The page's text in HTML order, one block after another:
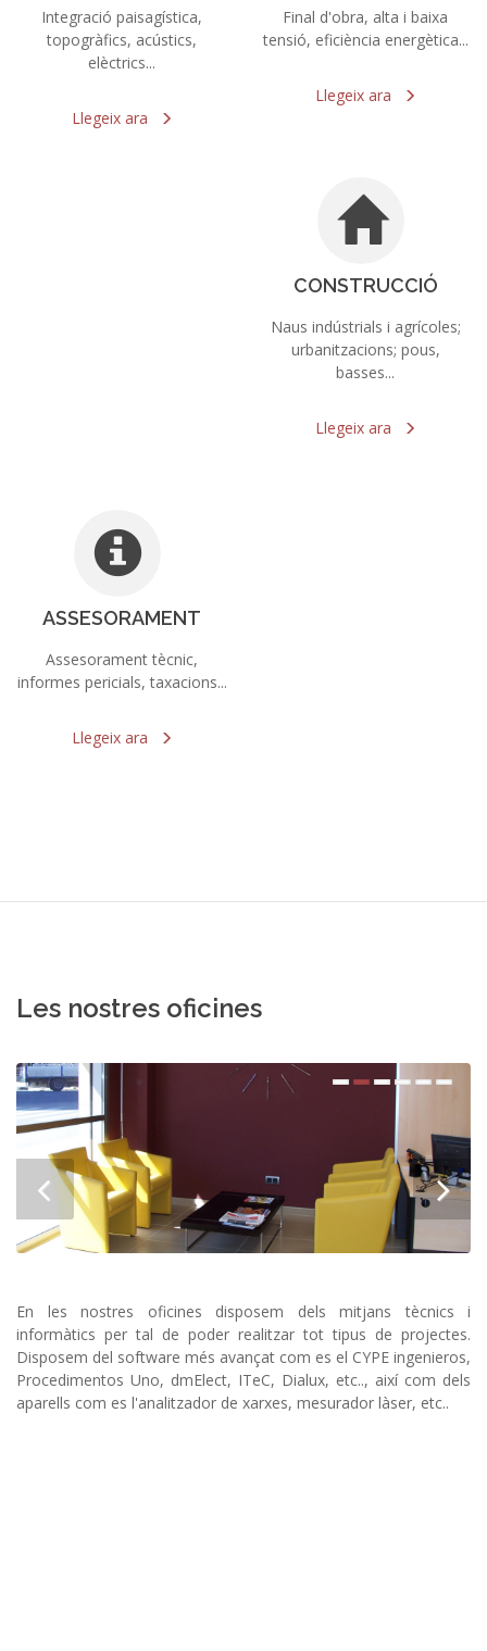
Integració paisagística,
topogràfics, acústics,
elèctrics...
Llegeix ara
Final d'obra, alta i baixa
tensió, eficiència energètica...
Llegeix ara
CONSTRUCCIÓ
Naus indústrials i agrícoles;
urbanitzacions; pous,
basses...
Llegeix ara
ASSESORAMENT
Assesorament tècnic,
informes pericials, taxacions...
Llegeix ara
Les nostres oficines
En les nostres oficines disposem dels mitjans tècnics i
informàtics per tal de poder realitzar tot tipus de projectes.
Disposem del software més avançat com es el CYPE ingenieros,
Procedimentos Uno, dmElect, ITeC, Dialux, etc.., així com dels
aparells com es l'analitzador de xarxes, mesurador làser, etc..